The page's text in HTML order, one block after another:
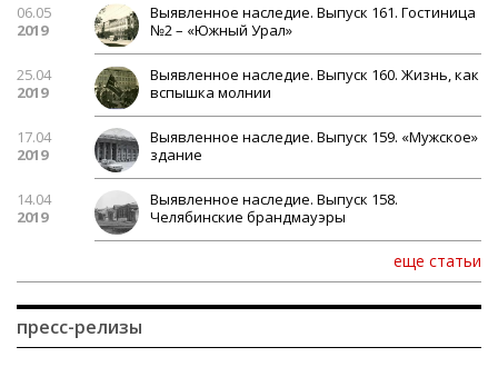
06.05
2019
Выявленное наследие. Выпуск 161. Гостиница
№2 – «Южный Урал»
25.04
2019
Выявленное наследие. Выпуск 160. Жизнь, как
вспышка молнии
17.04
2019
Выявленное наследие. Выпуск 159. «Мужское»
здание
14.04
2019
Выявленное наследие. Выпуск 158.
Челябинские брандмауэры
еще статьи
пресс-релизы